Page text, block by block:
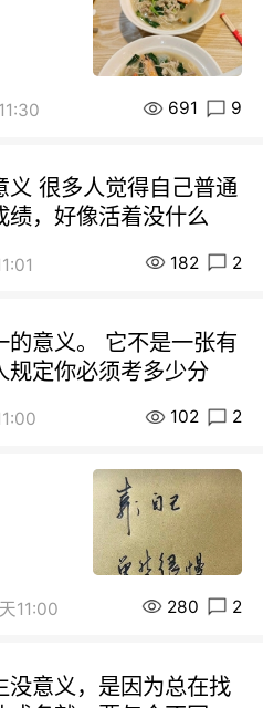
691 9
很多人觉得自己普通
绩，好像活着没什么
182 2
的意义。 它不是一张有
规定你必须考多少分
102 2
11:00 280 2
没意义，是因为总在找